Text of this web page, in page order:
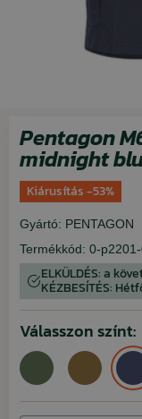
Pentagon
midnight
Kiárusítás -53%
Gyártó: PENTAGON
Termékkód: 0-
ELKÜLDÉS: a
KÉZBESÍTÉS:
Válasszon színt: